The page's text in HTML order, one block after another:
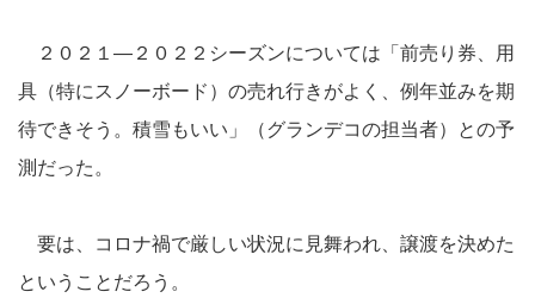
２０２１―２０２２シーズンについては「前売り券、用
具（特にスノーボード）の売れ行きがよく、例年並みを期
待できそう。積雪もいい」（グランデコの担当者）との予
測だった。
要は、コロナ禍で厳しい状況に見舞われ、譲渡を決めた
ということだろう。